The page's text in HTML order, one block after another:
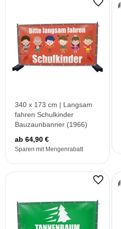
340 x 173 cm | Langsam
fahren Schulkinder
Bauzaunbanner (1966)
ab 64,90 €
Sparen mit Mengenrabatt